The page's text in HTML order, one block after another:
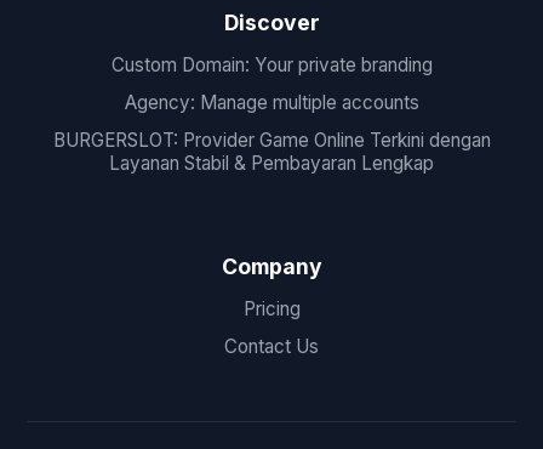
Discover
Custom Domain: Your private branding
Agency: Manage multiple accounts
BURGERSLOT: Provider Game Online Terkini dengan
Layanan Stabil & Pembayaran Lengkap
Company
Pricing
Contact Us